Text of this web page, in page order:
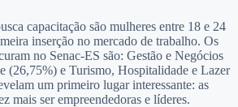
capacitação são mulheres entre 18 e 24
inserção no mercado de trabalho. Os
no Senac-ES são: Gestão e Negócios
(26,75%) e Turismo, Hospitalidade e Lazer
um primeiro lugar interessante: as
mais ser empreendedoras e líderes.